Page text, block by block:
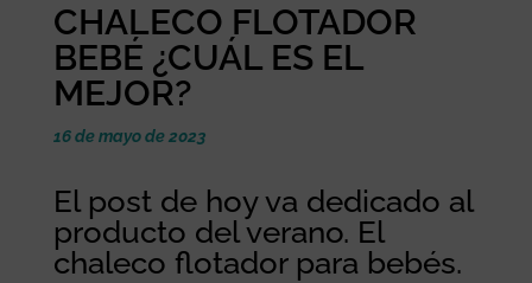
CHALECO FLOTADOR
BEBÉ ¿CUÁL ES EL
MEJOR?
16 de mayo de 2023
El post de hoy va dedicado al
producto del verano. El
chaleco flotador para bebés.